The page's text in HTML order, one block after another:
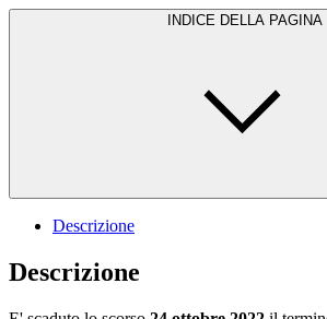
INDICE DELLA PAGINA
Descrizione
Descrizione